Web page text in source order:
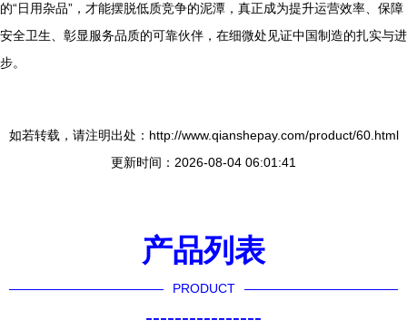
的“日用杂品”，才能摆脱低质竞争的泥潭，真正成为提升运营效率、保障
安全卫生、彰显服务品质的可靠伙伴，在细微处见证中国制造的扎实与进
步。
如若转载，请注明出处：http://www.qianshepay.com/product/60.html
更新时间：2026-08-04 06:01:41
产品列表
PRODUCT
----------------